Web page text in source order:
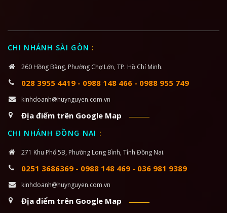
CHI NHÁNH SÀI GÒN :
260 Hồng Bàng, Phường Chợ Lớn, TP. Hồ Chí Minh.
028 3955 4419 - 0988 148 466 - 0988 955 749
kinhdoanh@huynguyen.com.vn
Địa điểm trên Google Map
CHI NHÁNH ĐỒNG NAI :
271 Khu Phố 5B, Phường Long Bình, Tỉnh Đồng Nai.
0251 3686369 - 0988 148 469 - 036 981 9389
kinhdoanh@huynguyen.com.vn
Địa điểm trên Google Map